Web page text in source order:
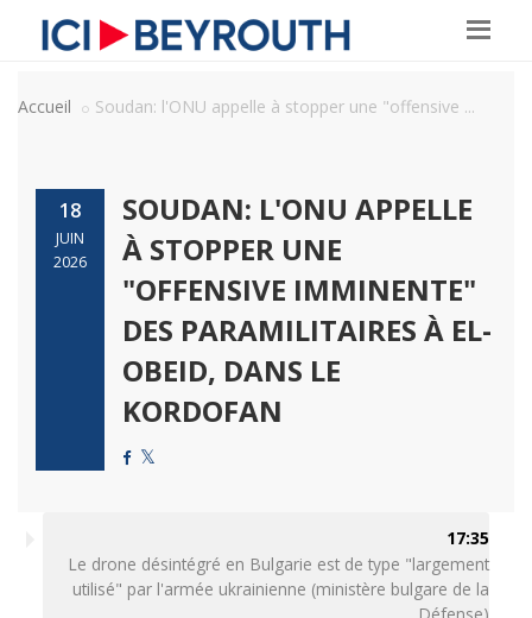
Accueil Soudan: l'ONU appelle à stopper une "offensive ...
18
JUIN
2026
SOUDAN: L'ONU APPELLE
À STOPPER UNE
"OFFENSIVE IMMINENTE"
DES PARAMILITAIRES À EL-
OBEID, DANS LE
KORDOFAN
17:35
Le drone désintégré en Bulgarie est de type "largement
utilisé" par l'armée ukrainienne (ministère bulgare de la